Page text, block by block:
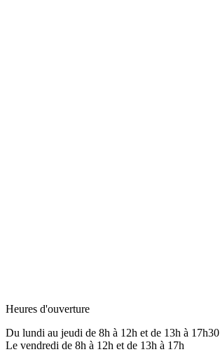
Heures d'ouverture
Du lundi au jeudi de 8h à 12h et de 13h à 17h30
Le vendredi de 8h à 12h et de 13h à 17h